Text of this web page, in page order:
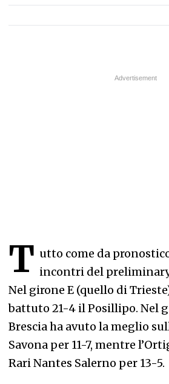
T utto come da
incontri del
Nel girone E (quello di
battuto 21-4 il Posillipo. Nel
Brescia ha avuto la meglio
Savona per 11-7, mentre
Rari Nantes Salerno per 13-5.